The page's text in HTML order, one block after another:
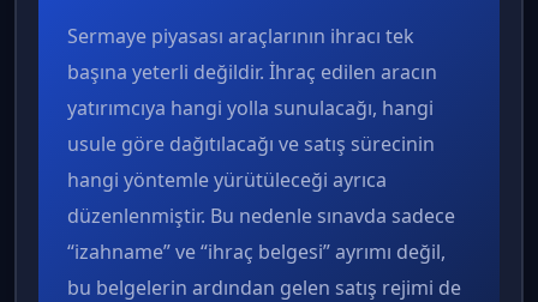
Sermaye piyasası araçlarının ihracı tek
başına yeterli değildir. İhraç edilen aracın
yatırımcıya hangi yolla sunulacağı, hangi
usule göre dağıtılacağı ve satış sürecinin
hangi yöntemle yürütüleceği ayrıca
düzenlenmiştir. Bu nedenle sınavda sadece
“izahname” ve “ihraç belgesi” ayrımı değil,
bu belgelerin ardından gelen satış rejimi de